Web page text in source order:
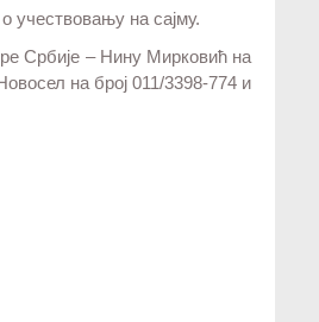
учествовању на сајму.
Србије – Нину Мирковић на
на број 011/3398-774 и